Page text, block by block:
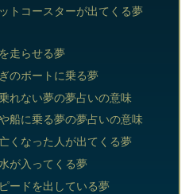
トコースターが出てくる夢
走らせる夢
のボートに乗る夢
れない夢の夢占いの意味
船に乗る夢の夢占いの意味
くなった人が出てくる夢
が入ってくる夢
ードを出している夢